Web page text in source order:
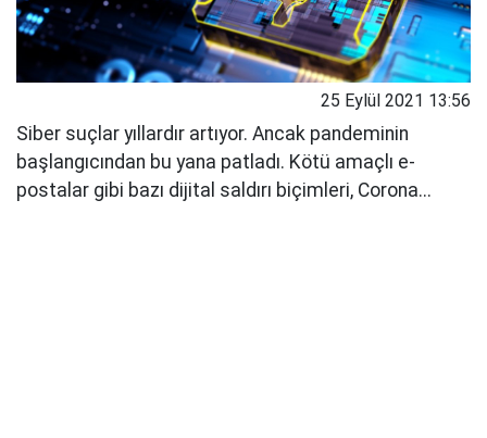
25 Eylül 2021 13:56
Siber suçlar yıllardır artıyor. Ancak pandeminin
başlangıcından bu yana patladı. Kötü amaçlı e-
postalar gibi bazı dijital saldırı biçimleri, Corona...